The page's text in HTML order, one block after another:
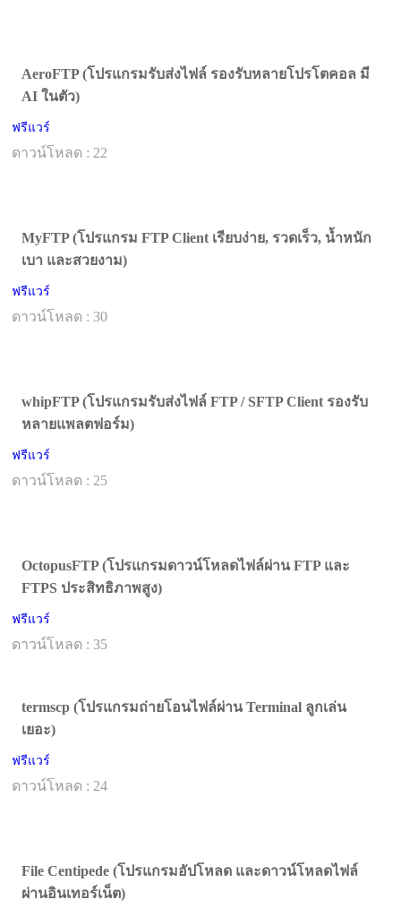
AeroFTP (โปรแกรมรับส่งไฟล์ รองรับหลายโปรโตคอล มี
AI ในตัว)
ฟรีแวร์
ดาวน์โหลด : 22
MyFTP (โปรแกรม FTP Client เรียบง่าย, รวดเร็ว, น้ำหนัก
เบา และสวยงาม)
ฟรีแวร์
ดาวน์โหลด : 30
whipFTP (โปรแกรมรับส่งไฟล์ FTP / SFTP Client รองรับ
หลายแพลตฟอร์ม)
ฟรีแวร์
ดาวน์โหลด : 25
OctopusFTP (โปรแกรมดาวน์โหลดไฟล์ผ่าน FTP และ
FTPS ประสิทธิภาพสูง)
ฟรีแวร์
ดาวน์โหลด : 35
termscp (โปรแกรมถ่ายโอนไฟล์ผ่าน Terminal ลูกเล่น
เยอะ)
ฟรีแวร์
ดาวน์โหลด : 24
File Centipede (โปรแกรมอัปโหลด และดาวน์โหลดไฟล์
ผ่านอินเทอร์เน็ต)